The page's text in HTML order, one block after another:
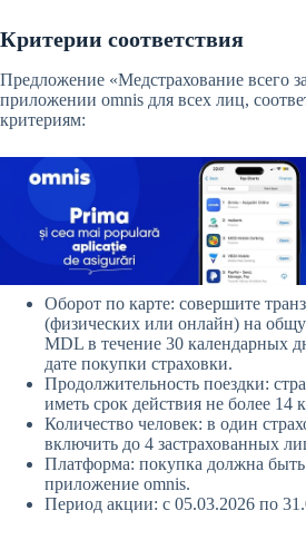
Критерии соответствия
Предложение «Медстрахование всего
приложении omnis для всех лиц,
критериям:
Оборот по карте: совершите
(физических или онлайн) на
MDL в течение 30 календарных
дате покупки страховки.
Продолжительность поездки:
иметь срок действия не более 14
Количество человек: в один
включить до 4 застрахованных
Платформа: покупка должна быть
приложение omnis.
Период акции: с 05.03.2026 по